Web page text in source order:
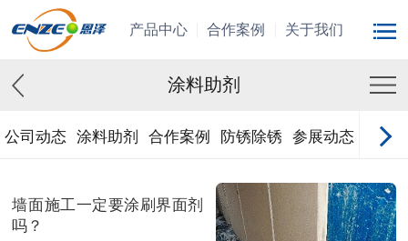
产品中心 合作案例 关于我们
涂料助剂
公司动态 涂料助剂 合作案例 防锈除锈 参展动态
墙面施工一定要涂刷界面剂
吗？